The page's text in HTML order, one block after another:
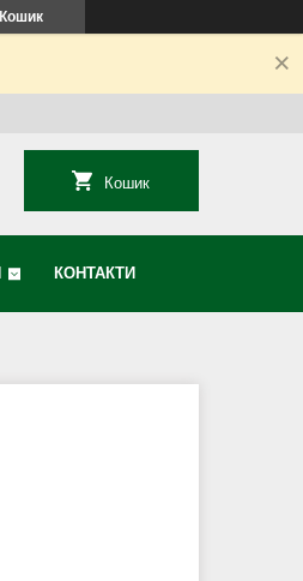
Кошик
Кошик
КОНТАКТИ